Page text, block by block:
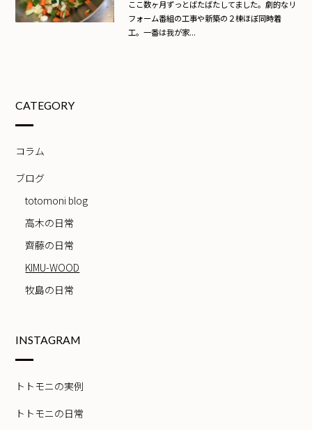
ここ数ヶ月ずっとばたばたしてました。劇的なリ
フォーム番組の工事や新築の２棟ほぼ同時着
工。一番は我が家...
CATEGORY
コラム
ブログ
totomoni blog
高木の日常
齊藤の日常
KIMU-WOOD
牧島の日常
INSTAGRAM
トトモニの実例
トトモニの日常